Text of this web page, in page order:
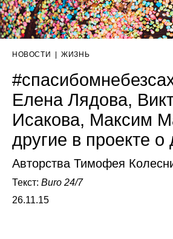
НОВОСТИ | ЖИЗНЬ
Елена Лядова,
Исакова, Максим
другие в проекте о
Авторства Тимофея
Текст: Buro 24/7
26.11.15